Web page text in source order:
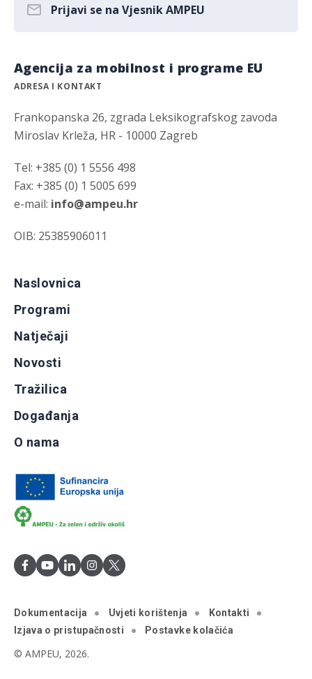
Prijavi se na Vjesnik AMPEU
Agencija za mobilnost i programe EU
ADRESA I KONTAKT
Frankopanska 26, zgrada Leksikografskog zavoda
Miroslav Krleža, HR - 10000 Zagreb
Tel: +385 (0) 1 5556 498
Fax: +385 (0) 1 5005 699
e-mail: info@ampeu.hr
OIB: 25385906011
Naslovnica
Programi
Natječaji
Novosti
Tražilica
Događanja
O nama
Dokumentacija Uvjeti korištenja
Kontakti
Izjava o pristupačnosti
Postavke kolačića
© AMPEU, 2026.